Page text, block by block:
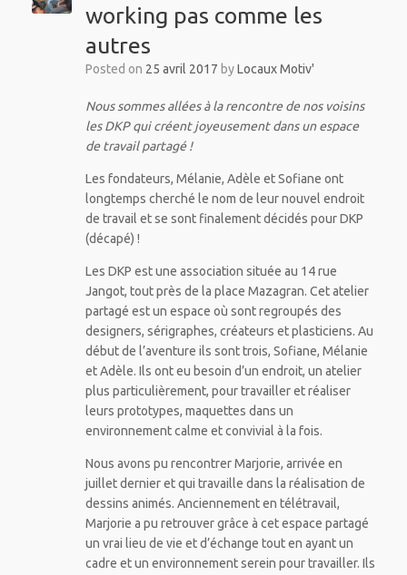
working pas comme les
autres
Posted on 25 avril 2017 byLocaux Motiv'
Nous sommes allées à la rencontre de nos voisins
les DKP qui créent joyeusement dans un espace
de travail partagé !
Les fondateurs, Mélanie, Adèle et Sofiane ont
longtemps cherché le nom de leur nouvel endroit
de travail et se sont finalement décidés pour DKP
(décapé) !
Les DKP est une association située au 14 rue
Jangot, tout près de la place Mazagran. Cet atelier
partagé est un espace où sont regroupés des
designers, sérigraphes, créateurs et plasticiens. Au
début de l’aventure ils sont trois, Sofiane, Mélanie
et Adèle. Ils ont eu besoin d’un endroit, un atelier
plus particulièrement, pour travailler et réaliser
leurs prototypes, maquettes dans un
environnement calme et convivial à la fois.
Nous avons pu rencontrer Marjorie, arrivée en
juillet dernier et qui travaille dans la réalisation de
dessins animés. Anciennement en télétravail,
Marjorie a pu retrouver grâce à cet espace partagé
un vrai lieu de vie et d’échange tout en ayant un
cadre et un environnement serein pour travailler. Ils